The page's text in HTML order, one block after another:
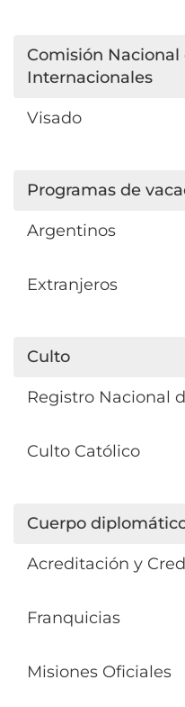
Comisión
Internacionales
Visado
Programas de
Argentinos
Extranjeros
Culto
Registro Nacional
Culto Católico
Cuerpo
Acreditación y
Franquicias
Misiones Oficiales